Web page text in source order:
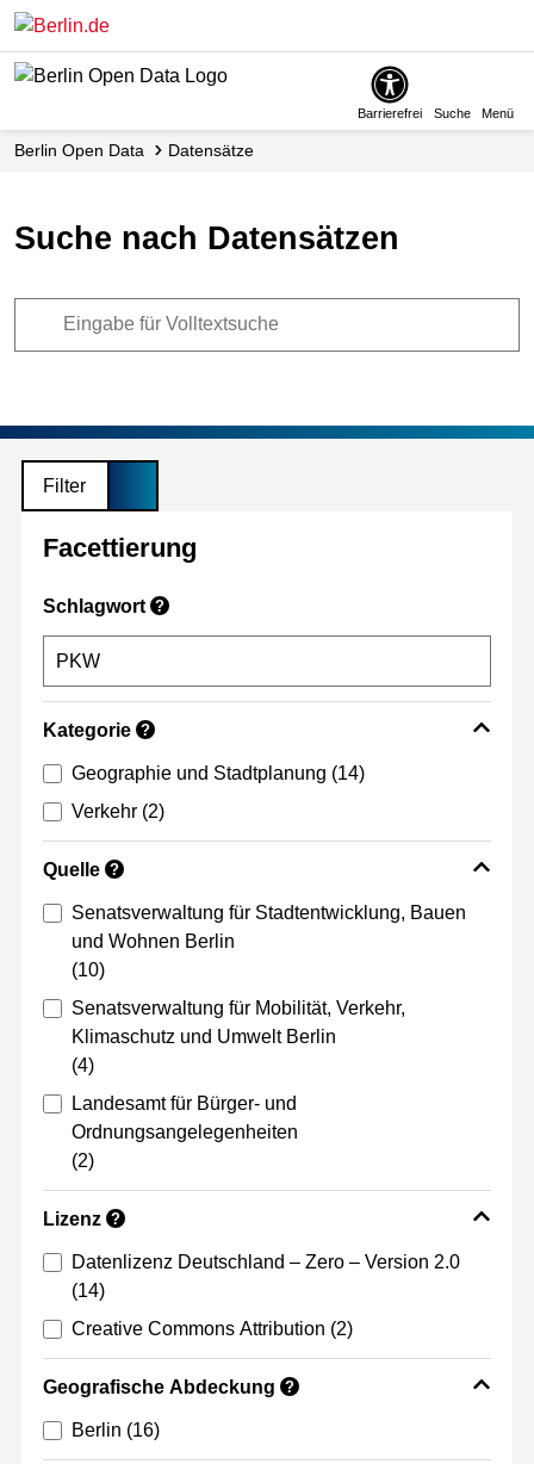
Skip
main
Barrierefrei Suche Menü
Berlin Open Data Datensätze
Suche nach Datensätzen
Filter
Facettierung
Schlagwort ?
Kategorie ?
Geographie und Stadtplanung (14)
Verkehr (2)
Quelle ?
Senatsverwaltung für Stadtentwicklung, Bauen
und Wohnen Berlin
(10)
Senatsverwaltung für Mobilität, Verkehr,
Klimaschutz und Umwelt Berlin
(4)
Landesamt für Bürger- und
Ordnungsangelegenheiten
(2)
Lizenz ?
Datenlizenz Deutschland – Zero – Version 2.0
(14)
Creative Commons Attribution (2)
Geografische Abdeckung ?
Berlin (16)